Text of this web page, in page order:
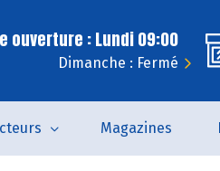
ouverture : Lundi 09:00
Dimanche : Fermé
Magazines